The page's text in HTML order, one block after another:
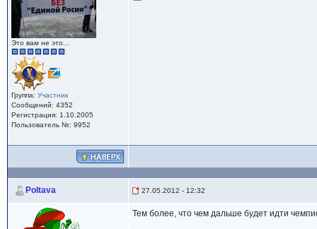
Это вам не это...
Группа: Участник
Сообщений: 4352
Регистрация: 1.10.2005
Пользователь №: 9952
Poltava 27.05.2012 - 12:32
Тем более, что чем дальше будет идти